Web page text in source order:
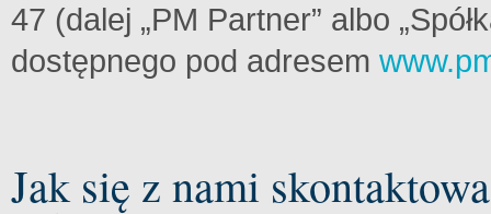
47 (dalej „PM Partner” albo
dostępnego pod adresem
Jak się z nami